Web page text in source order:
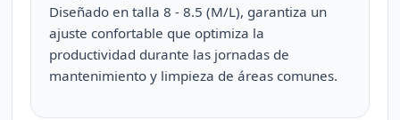
Diseñado en talla 8 - 8.5 (M/L), garantiza un
ajuste confortable que optimiza la
productividad durante las jornadas de
mantenimiento y limpieza de áreas comunes.